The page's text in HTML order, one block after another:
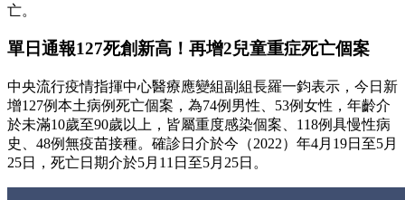
亡。
單日通報127死創新高！再增2兒童重症死亡個案
中央流行疫情指揮中心醫療應變組副組長羅一鈞表示，今日新
增127例本土病例死亡個案，為74例男性、53例女性，年齡介
於未滿10歲至90歲以上，皆屬重度感染個案、118例具慢性病
史、48例無疫苗接種。確診日介於今（2022）年4月19日至5月
25日，死亡日期介於5月11日至5月25日。